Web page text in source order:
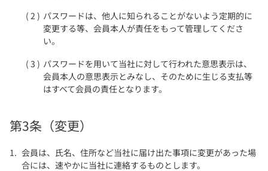
パスワードは、他人に知られることがないよう定期的に
変更する等、会員本人が責任をもって管理してくださ
い。
パスワードを用いて当社に対して行われた意思表示は、
会員本人の意思表示とみなし、そのために生じる支払等
はすべて会員の責任となります。
第3条（変更）
会員は、氏名、住所など当社に届け出た事項に変更があった場
合には、速やかに当社に連絡するものとします。